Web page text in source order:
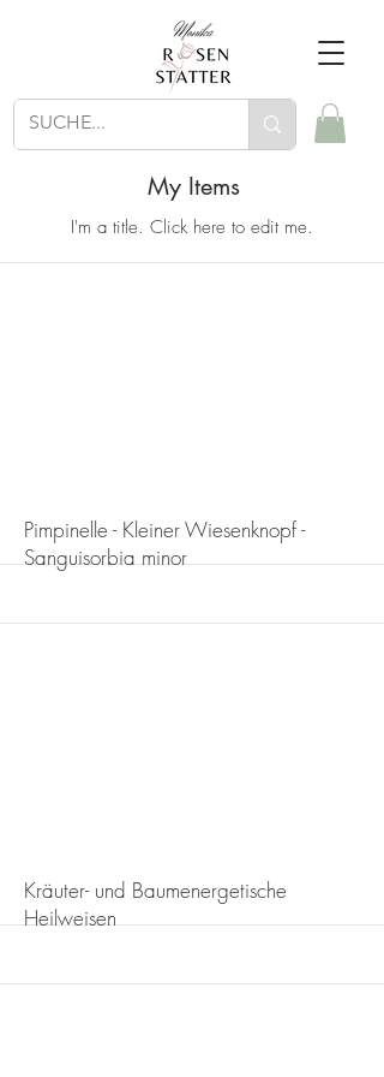
My Items
I'm a title. ​Click here to edit me.
Pimpinelle - Kleiner Wiesenknopf -
Sanguisorbia minor
More
Kräuter- und Baumenergetische
Heilweisen